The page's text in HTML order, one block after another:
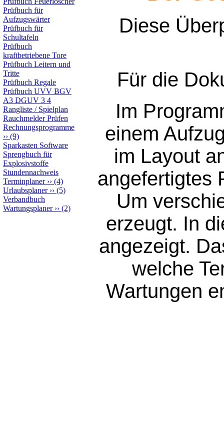
Prüfbuch für
Aufzugswärter
Prüfbuch für
Schultafeln
Prüfbuch
kraftbetriebene Tore
Prüfbuch Leitern und
Tritte
Prüfbuch Regale
Prüfbuch UVV BGV
A3 DGUV 3 4
Rangliste / Spielplan
Rauchmelder Prüfen
Rechnungsprogramme
›› (9)
Sparkasten Software
Sprengbuch für
Explosivstoffe
Stundennachweis
Terminplaner›› (4)
Urlaubsplaner›› (5)
Verbandbuch
Wartungsplaner›› (2)
Diese
Für die
Im
einem
im Layout
angefertigtes
Um
erzeugt. In
angezeigt.
welche
Wartungen